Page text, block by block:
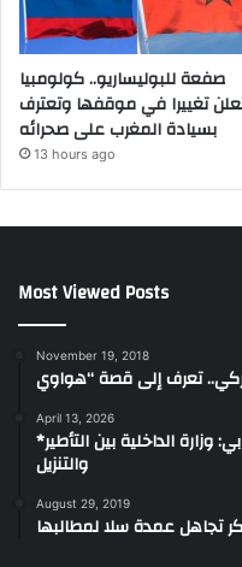
صفعة للبوليساريو.. كولومبيا
تغييرا في موقفها وتعترف
بسيادة المغرب على صحرائه
13 hours ago
Most Viewed Posts
November 19, 2018
April 13, 2026
*الرؤية الملكية في هندسة المجال الترابي: وزارة الداخلية بين التأطير
والتنزيل
August 29, 2019
تجاهل عمدة سلا لمطالبها